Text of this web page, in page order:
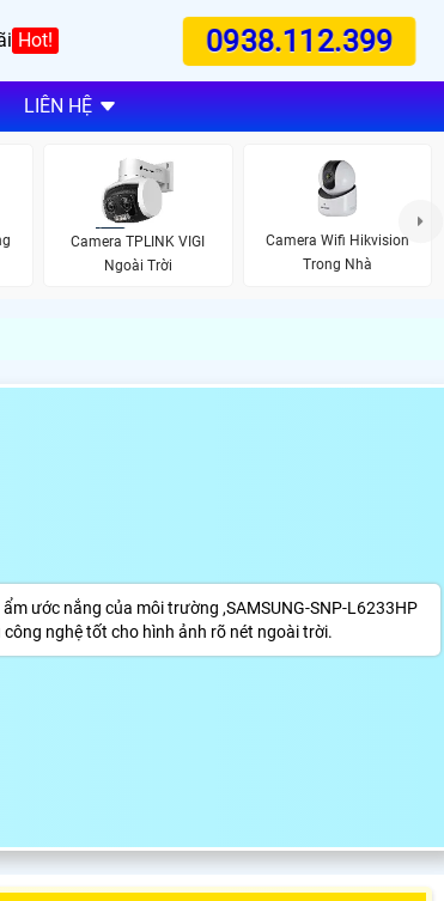
Hot! 0938.112.399
LIÊN HỆ
Camera TPLINK VIGI
Ngoài Trời
Camera Wifi Hikvision
Trong Nhà
ước nắng của môi trường ,SAMSUNG-SNP-L6233HP
nghệ tốt cho hình ảnh rõ nét ngoài trời.